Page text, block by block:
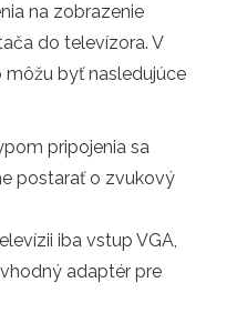
na zobrazenie
do televízora. V
byť nasledujúce
pripojenia sa
postarať o zvukový
iba vstup VGA,
adaptér pre